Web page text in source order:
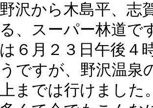
野沢から木島平、志
る、スーパー林道で
は６月２３日午後４
うですが、野沢温泉
上までは行けました